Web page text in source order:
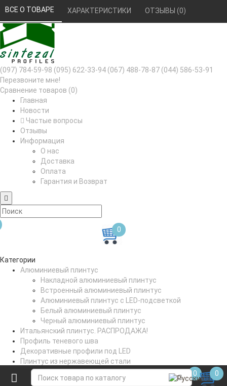
РУС УКР
(097) 784-59-98 (095) 622-33-94 (067) 488-78-87 (044) 586-53-91
Перезвоните мне!
Сравнение товаров (0)
Главная
Новости
Частые вопросы
Отзывы
Информация
О нас
Доставка
Оплата
Гарантия и Возврат
0
Категории
Алюминиевый плинтус
Накладной алюминиевый плинтус
Встроенный алюминиевый плинтус
Алюминиевый плинтус с LED-подсветкой
Белый алюминиевый плинтус
Черный алюминиевый плинтус
Итальянский плинтус. РАСПРОДАЖА!
Профиль теневого шва
Декоративные профили под LED
Плинтус из нержавеющей стали
Профили для стен и пола
Коптильное вешало
0 0
ВСЕ О ТОВАРЕ ХАРАКТЕРИСТИКИ ОТЗЫВЫ (0)